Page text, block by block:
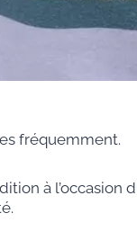
fréquemment.
à l’occasion